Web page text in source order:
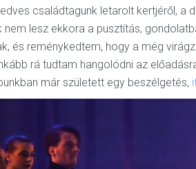
családtagunk letarolt kertjéről,
nem lesz ekkora a pusztítás,
és reménykedtem, hogy a még
rá tudtam hangolódni az
már született egy beszélgetés,